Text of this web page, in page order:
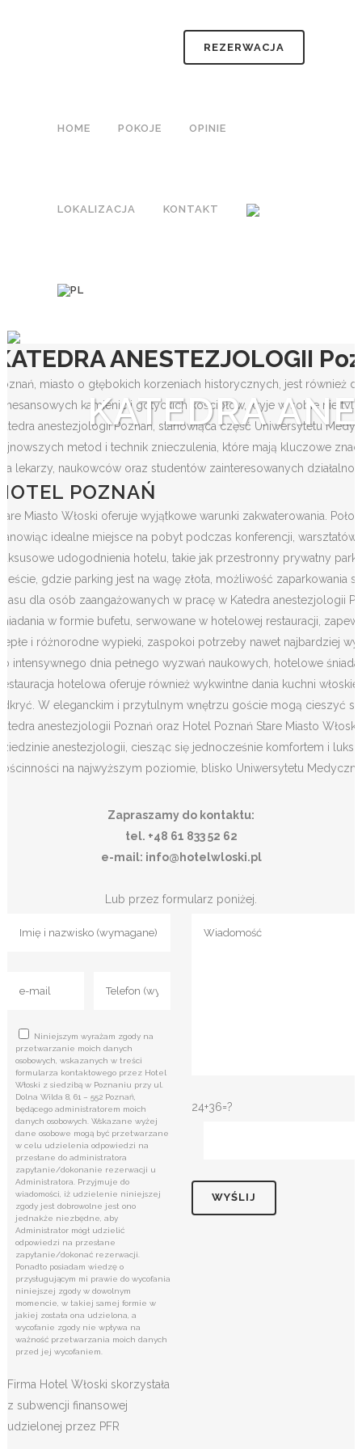
REZERWACJA
HOME POKOJE OPINIE
LOKALIZACJA KONTAKT
KATEDRA
ANESTEZJOLOGII
miasto o głębokich korzeniach historycznych, jest również
kamienic i gotyckich kościołów, kryje w sobie nie
anestezjologii Poznań, stanowiąca część Uniwersytetu
metod i technik znieczulenia, które mają kluczowe
lekarzy, naukowców oraz studentów zainteresowanych
POZNAŃ
Miasto Włoski oferuje wyjątkowe warunki zakwaterowania.
idealne miejsce na pobyt podczas konferencji,
udogodnienia hotelu, takie jak przestronny prywatny
gdzie parking jest na wagę złota, możliwość
dla osób zaangażowanych w pracę w Katedra anestezjologii
w formie bufetu, serwowane w hotelowej restauracji,
i różnorodne wypieki, zaspokoi potrzeby nawet najbardziej
intensywnego dnia pełnego wyzwań naukowych, hotelowe
hotelowa oferuje również wykwintne dania kuchni
W eleganckim i przytulnym wnętrzu goście mogą cieszyć
anestezjologii Poznań oraz Hotel Poznań Stare Miasto
anestezjologii, ciesząc się jednocześnie komfortem i
na najwyższym poziomie, blisko Uniwersytetu
Zapraszamy do kontaktu:
tel. +48 61 833 52 62
e-mail: info@hotelwloski.pl
Lub przez formularz poniżej.
Niniejszym wyrażam zgody na
przetwarzanie moich danych
osobowych, wskazanych w treści
formularza kontaktowego przez Hotel
Włoski z siedzibą w Poznaniu przy ul.
Dolna Wilda 8, 61 – 552 Poznań,
będącego administratorem moich
danych osobowych. Wskazane wyżej
dane osobowe mogą być przetwarzane
w celu udzielenia odpowiedzi na
przesłane do administratora
zapytanie/dokonanie rezerwacji u
Administratora. Przyjmuje do
wiadomości, iż udzielenie niniejszej
zgody jest dobrowolne jest ono
jednakże niezbędne, aby
Administrator mógł udzielić
odpowiedzi na przesłane
zapytanie/dokonać rezerwacji.
Ponadto posiadam wiedzę o
przysługującym mi prawie do wycofania
niniejszej zgody w dowolnym
momencie, w takiej samej formie w
jakiej została ona udzielona, a
wycofanie zgody nie wpływa na
ważność przetwarzania moich danych
przed jej wycofaniem.
Firma Hotel Włoski skorzystała
z subwencji finansowej
udzielonej przez PFR
24+36=?